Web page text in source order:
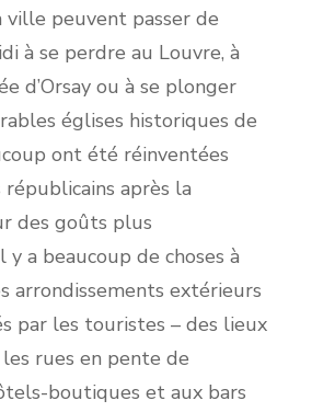
peuvent passer de
à se perdre au Louvre, à
d’Orsay ou à se plonger
églises historiques de
ont été réinventées
après la
des goûts plus
y a beaucoup de choses à
arrondissements extérieurs
par les touristes – des lieux
rues en pente de
boutiques et aux bars